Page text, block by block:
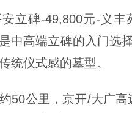
立碑-49,800元-义丰
中高端立碑的入门选
统仪式感的墓型。
50公里，京开/大广高